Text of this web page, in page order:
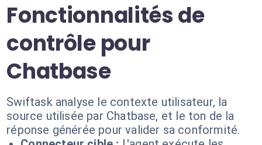
Fonctionnalités de
contrôle pour
Chatbase
Swiftask analyse le contexte utilisateur, la
source utilisée par Chatbase, et le ton de la
réponse générée pour valider sa conformité.